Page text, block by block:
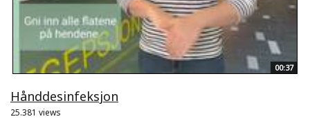
00:37
Hånddesinfeksjon
25.381 views